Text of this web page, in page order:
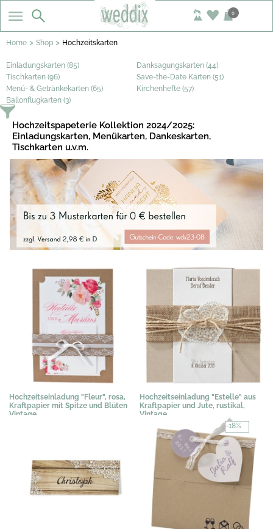
0
Home > Shop > Hochzeitskarten
Einladungskarten (85)
Danksagungskarten (44)
Tischkarten (96)
Save-the-Date Karten (51)
Menü- & Getränkekarten (65)
Kirchenhefte (57)
Ballonflugkarten (3)
Hochzeitspapeterie Kollektion 2024/2025:
Einladungskarten, Menükarten, Dankeskarten,
Tischkarten u.v.m.
Hochzeitseinladung "Fleur", rosa,
Kraftpapier mit Spitze und Blüten
Vintage
Hochzeitseinladung "Estelle" aus
Kraftpapier und Jute, rustikal,
Vintage
-18%